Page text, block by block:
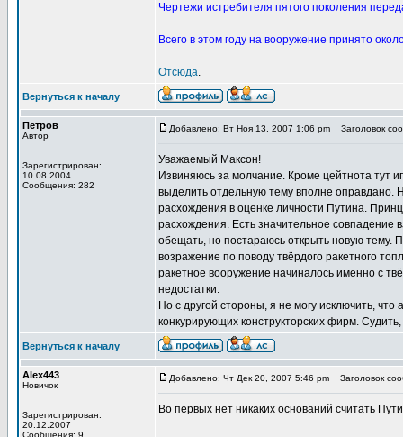
Чертежи истребителя пятого поколения
Всего в этом году на вооружение принято
Отсюда.
Вернуться к началу
Петров
Автор
Зарегистрирован:
10.08.2004
Сообщения: 282
Добавлено: Вт Ноя 13, 2007 1:06 pm Заголовок
Уважаемый Максон!
Извиняюсь за молчание. Кроме цейтнота тут
выделить отдельную тему вполне оправдано.
расхождения в оценке личности Путина.
расхождения. Есть значительное совпадение
обещать, но постараюсь открыть новую тему.
возражение по поводу твёрдого ракетного
ракетное вооружение начиналось именно с
недостатки.
Но с другой стороны, я не могу исключить,
конкурирующих конструкторских фирм. Судить,
Вернуться к началу
Alex443
Новичок
Зарегистрирован:
20.12.2007
Сообщения: 9
Добавлено: Чт Дек 20, 2007 5:46 pm Заголовок
Во первых нет никаких оснований считать